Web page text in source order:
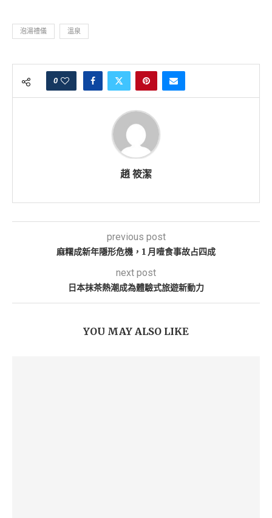
泡湯禮儀 溫泉
0
趙 筱潔
previous post
麻糬成新年隱形危機，1 月噎食事故占四成
next post
日本抹茶熱潮成為體驗式旅遊新動力
YOU MAY ALSO LIKE